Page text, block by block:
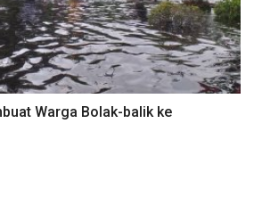
Warga Bolak-balik ke